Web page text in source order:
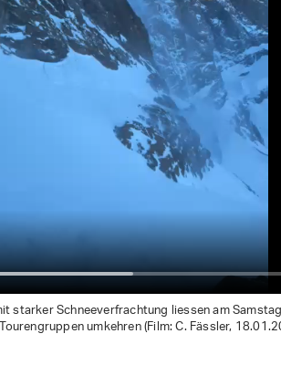
starker Schneeverfrachtung liessen am
umkehren (Film: C. Fässler,